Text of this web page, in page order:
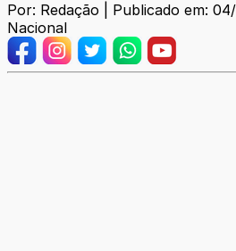
Por: Redação | Publicado em:
Nacional